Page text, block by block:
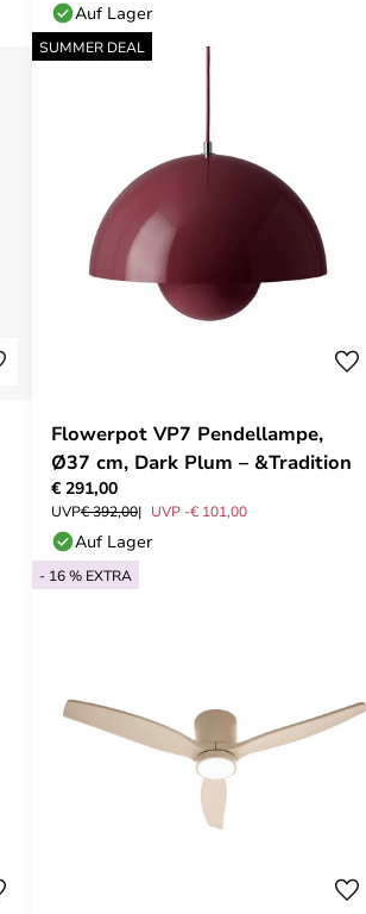
Auf Lager
SUMMER DEAL
Flowerpot VP7 Pendellampe,
Ø37 cm, Dark Plum – &Tradition
€ 291,00
UVP€ 392,00 UVP -€ 101,00
Auf Lager
- 16 % EXTRA